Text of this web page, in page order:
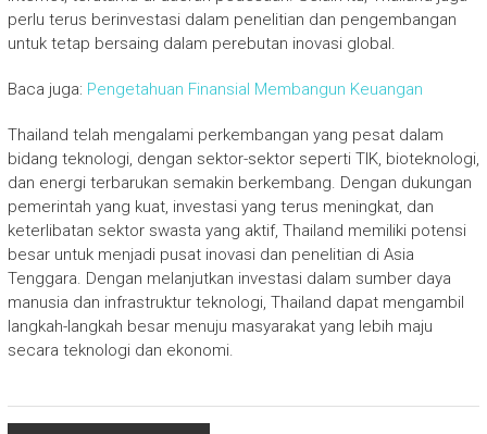
perlu terus berinvestasi dalam penelitian dan pengembangan
untuk tetap bersaing dalam perebutan inovasi global.
Baca juga: Pengetahuan Finansial Membangun Keuangan
Thailand telah mengalami perkembangan yang pesat dalam
bidang teknologi, dengan sektor-sektor seperti TIK, bioteknologi,
dan energi terbarukan semakin berkembang. Dengan dukungan
pemerintah yang kuat, investasi yang terus meningkat, dan
keterlibatan sektor swasta yang aktif, Thailand memiliki potensi
besar untuk menjadi pusat inovasi dan penelitian di Asia
Tenggara. Dengan melanjutkan investasi dalam sumber daya
manusia dan infrastruktur teknologi, Thailand dapat mengambil
langkah-langkah besar menuju masyarakat yang lebih maju
secara teknologi dan ekonomi.